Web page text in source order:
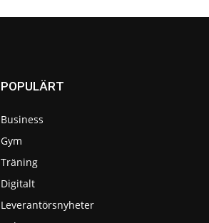
POPULÄRT
Business
Gym
Träning
Digitalt
Leverantörsnyheter